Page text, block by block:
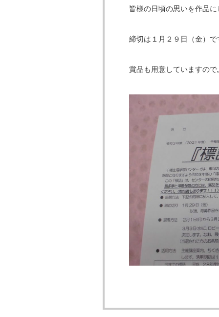
皆様の日頃の思いを作品
締切は１月２９日（金）で
賞品も用意していますの